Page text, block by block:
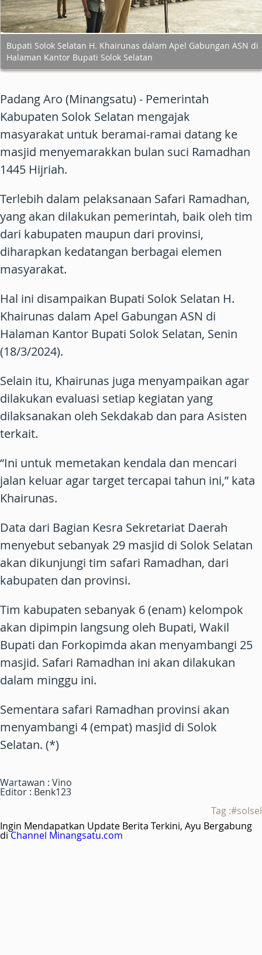
Bupati Solok Selatan H. Khairunas dalam Apel Gabungan ASN di
Halaman Kantor Bupati Solok Selatan
Padang Aro (Minangsatu) - Pemerintah
Kabupaten Solok Selatan mengajak
masyarakat untuk beramai-ramai datang ke
masjid menyemarakkan bulan suci Ramadhan
1445 Hijriah.
Terlebih dalam pelaksanaan Safari Ramadhan,
yang akan dilakukan pemerintah, baik oleh tim
dari kabupaten maupun dari provinsi,
diharapkan kedatangan berbagai elemen
masyarakat.
Hal ini disampaikan Bupati Solok Selatan H.
Khairunas dalam Apel Gabungan ASN di
Halaman Kantor Bupati Solok Selatan, Senin
(18/3/2024).
Selain itu, Khairunas juga menyampaikan agar
dilakukan evaluasi setiap kegiatan yang
dilaksanakan oleh Sekdakab dan para Asisten
terkait.
“Ini untuk memetakan kendala dan mencari
jalan keluar agar target tercapai tahun ini,” kata
Khairunas.
Data dari Bagian Kesra Sekretariat Daerah
menyebut sebanyak 29 masjid di Solok Selatan
akan dikunjungi tim safari Ramadhan, dari
kabupaten dan provinsi.
Tim kabupaten sebanyak 6 (enam) kelompok
akan dipimpin langsung oleh Bupati, Wakil
Bupati dan Forkopimda akan menyambangi 25
masjid. Safari Ramadhan ini akan dilakukan
dalam minggu ini.
Sementara safari Ramadhan provinsi akan
menyambangi 4 (empat) masjid di Solok
Selatan. (*)
Wartawan : Vino
Editor : Benk123
Tag :#solsel
Ingin Mendapatkan Update Berita Terkini, Ayu Bergabung
diChannel Minangsatu.com